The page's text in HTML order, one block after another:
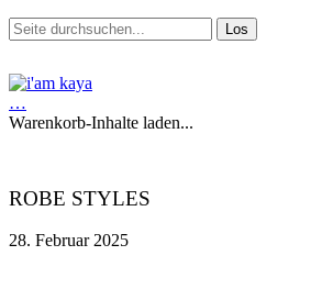
…
Warenkorb-Inhalte laden...
ROBE STYLES
28. Februar 2025